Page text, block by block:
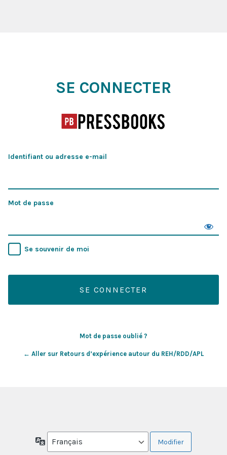
SE CONNECTER
Identifiant ou adresse e-mail
Mot de passe
Se souvenir de moi
Mot de passe oublié ?
← Aller sur Retours d’expérience autour du REH/RDD/APL
Langue